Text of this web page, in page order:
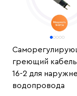
греющий кабель
16-2 для
водопровода